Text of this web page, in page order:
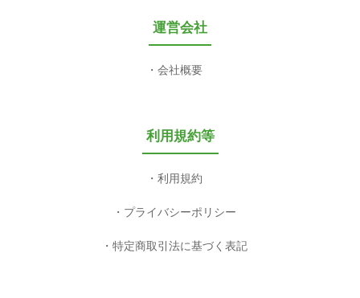
運営会社
会社概要
利用規約等
利用規約
プライバシーポリシー
特定商取引法に基づく表記